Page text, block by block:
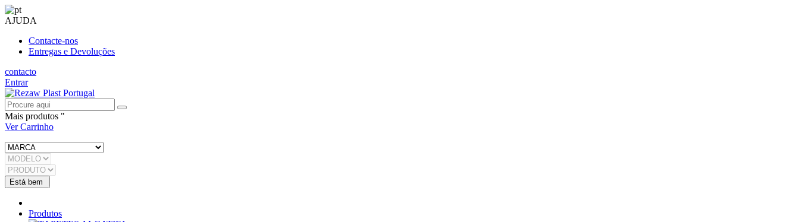
AJUDA
Contacte-nos
Entregas e Devoluções
contacto
Entrar
Mais produtos "
Ver Carrinho
Produtos